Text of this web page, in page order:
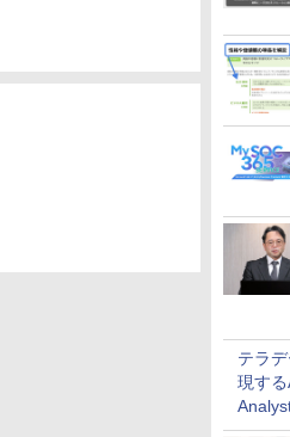
テラ
現す